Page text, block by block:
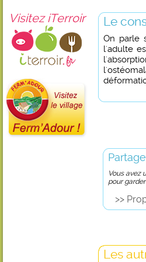
Visitez iTerroir Le
On parle
l'adulte
Vous avez
pour
>>
Les